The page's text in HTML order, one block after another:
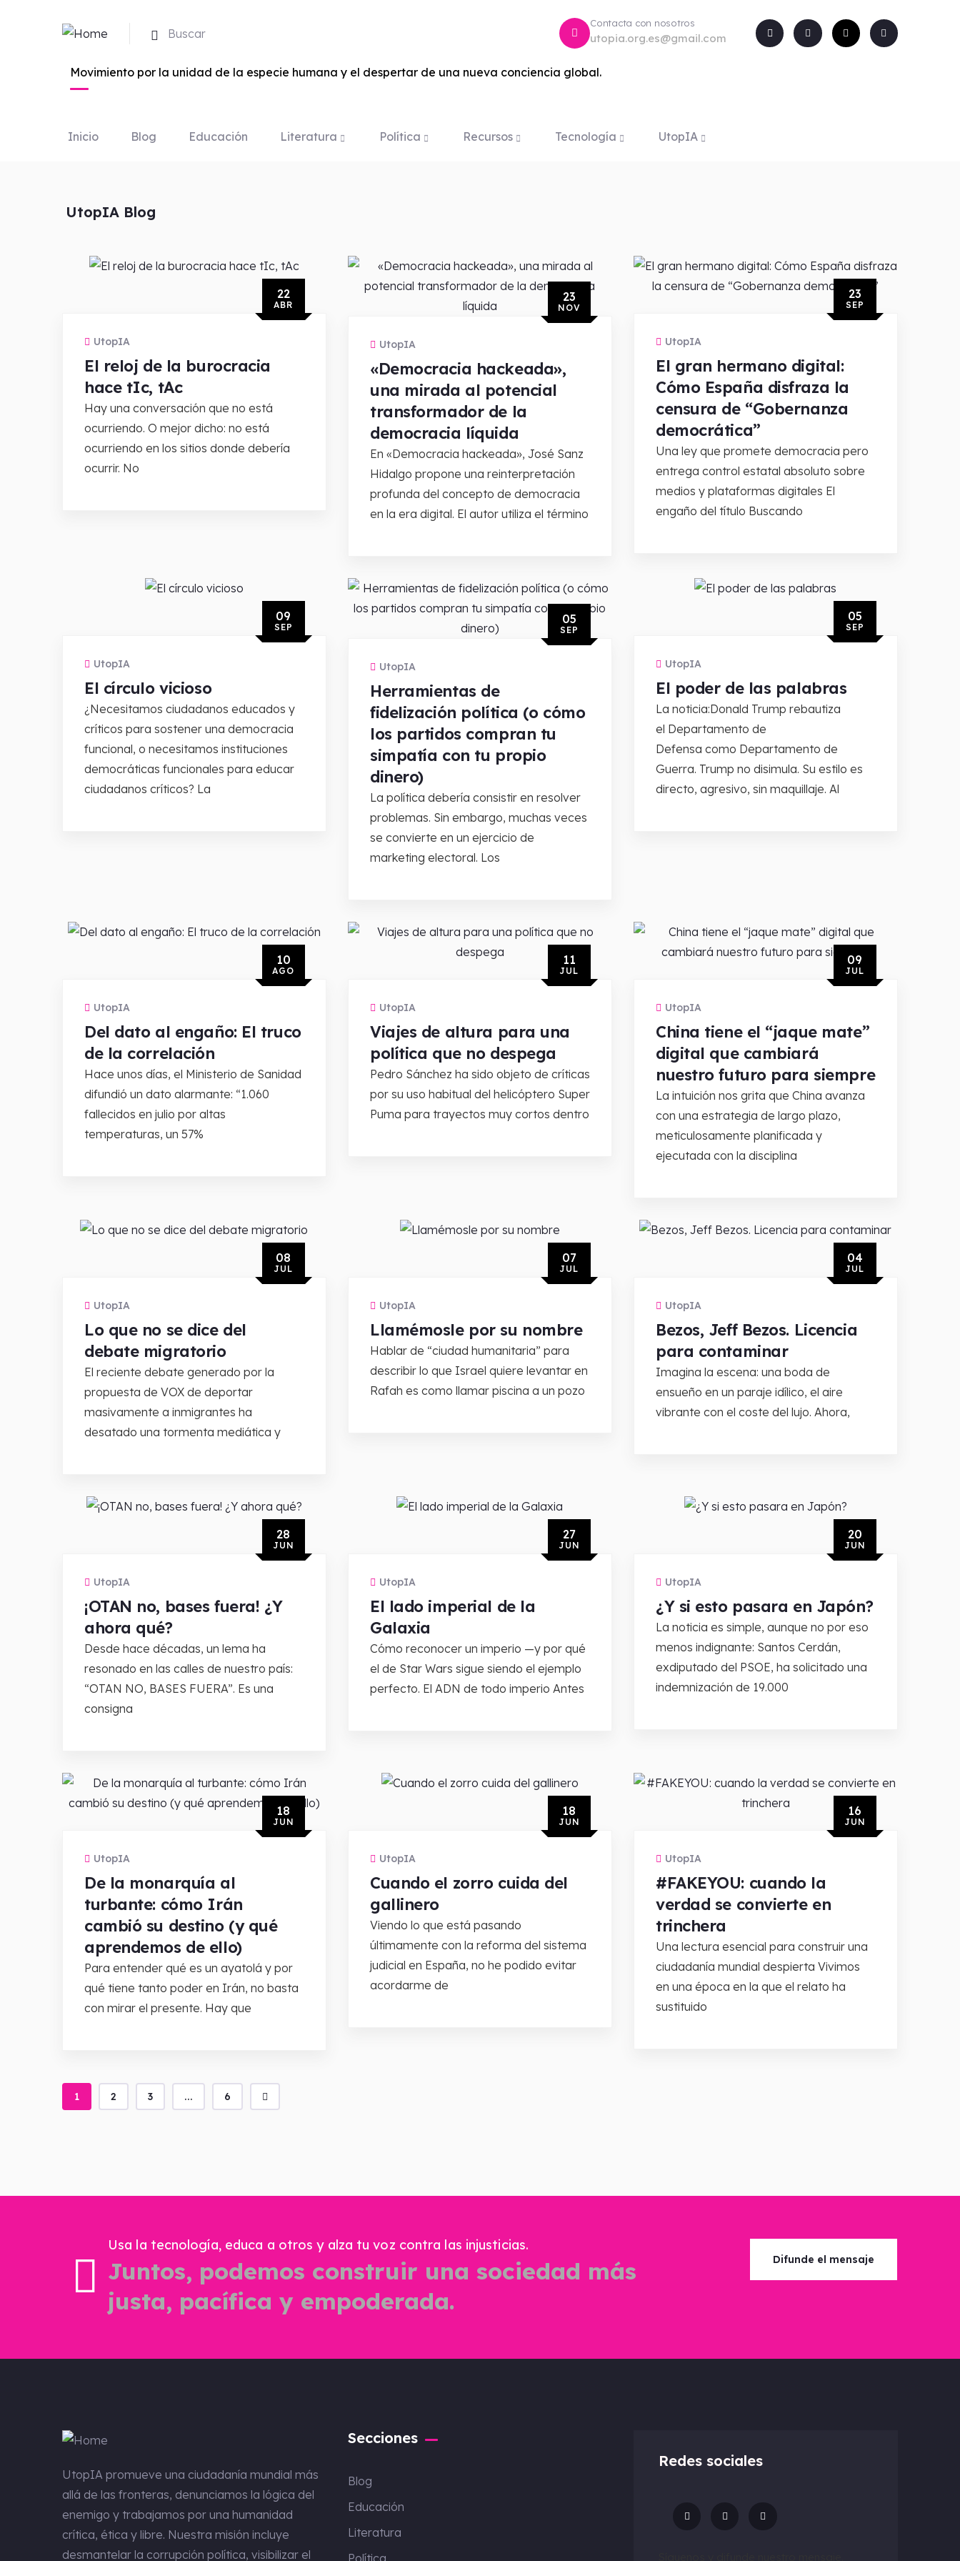
Buscar
Contacta con nosotros
utopia.org.es@gmail.com
Movimiento por la unidad de la especie humana y el despertar de una nueva conciencia global.
Inicio Blog Educación Literatura Política Recursos Tecnología UtopIA
UtopIA Blog
22
ABR
UtopIA
El reloj de la burocracia
hace tIc, tAc
Hay una conversación que no está
ocurriendo. O mejor dicho: no está
ocurriendo en los sitios donde debería
ocurrir. No
23
NOV
UtopIA
«Democracia hackeada»,
una mirada al potencial
transformador de la
democracia líquida
En «Democracia hackeada», José Sanz
Hidalgo propone una reinterpretación
profunda del concepto de democracia
en la era digital. El autor utiliza el término
23
SEP
UtopIA
El gran hermano digital:
Cómo España disfraza la
censura de “Gobernanza
democrática”
Una ley que promete democracia pero
entrega control estatal absoluto sobre
medios y plataformas digitales El
engaño del título Buscando
09
SEP
UtopIA
El círculo vicioso
¿Necesitamos ciudadanos educados y
críticos para sostener una democracia
funcional, o necesitamos instituciones
democráticas funcionales para educar
ciudadanos críticos? La
05
SEP
UtopIA
Herramientas de
fidelización política (o cómo
los partidos compran tu
simpatía con tu propio
dinero)
La política debería consistir en resolver
problemas. Sin embargo, muchas veces
se convierte en un ejercicio de
marketing electoral. Los
05
SEP
UtopIA
El poder de las palabras
La noticia:Donald Trump rebautiza
el Departamento de
Defensa como Departamento de
Guerra. Trump no disimula. Su estilo es
directo, agresivo, sin maquillaje. Al
10
AGO
UtopIA
Del dato al engaño: El truco
de la correlación
Hace unos días, el Ministerio de Sanidad
difundió un dato alarmante: “1.060
fallecidos en julio por altas
temperaturas, un 57%
11
JUL
UtopIA
Viajes de altura para una
política que no despega
Pedro Sánchez ha sido objeto de críticas
por su uso habitual del helicóptero Super
Puma para trayectos muy cortos dentro
09
JUL
UtopIA
China tiene el “jaque mate”
digital que cambiará
nuestro futuro para siempre
La intuición nos grita que China avanza
con una estrategia de largo plazo,
meticulosamente planificada y
ejecutada con la disciplina
08
JUL
UtopIA
Lo que no se dice del
debate migratorio
El reciente debate generado por la
propuesta de VOX de deportar
masivamente a inmigrantes ha
desatado una tormenta mediática y
07
JUL
UtopIA
Llamémosle por su nombre
Hablar de “ciudad humanitaria” para
describir lo que Israel quiere levantar en
Rafah es como llamar piscina a un pozo
04
JUL
UtopIA
Bezos, Jeff Bezos. Licencia
para contaminar
Imagina la escena: una boda de
ensueño en un paraje idílico, el aire
vibrante con el coste del lujo. Ahora,
28
JUN
UtopIA
¡OTAN no, bases fuera! ¿Y
ahora qué?
Desde hace décadas, un lema ha
resonado en las calles de nuestro país:
“OTAN NO, BASES FUERA”. Es una
consigna
27
JUN
UtopIA
El lado imperial de la
Galaxia
Cómo reconocer un imperio —y por qué
el de Star Wars sigue siendo el ejemplo
perfecto. El ADN de todo imperio Antes
20
JUN
UtopIA
¿Y si esto pasara en Japón?
La noticia es simple, aunque no por eso
menos indignante: Santos Cerdán,
exdiputado del PSOE, ha solicitado una
indemnización de 19.000
18
JUN
UtopIA
De la monarquía al
turbante: cómo Irán
cambió su destino (y qué
aprendemos de ello)
Para entender qué es un ayatolá y por
qué tiene tanto poder en Irán, no basta
con mirar el presente. Hay que
18
JUN
UtopIA
Cuando el zorro cuida del
gallinero
Viendo lo que está pasando
últimamente con la reforma del sistema
judicial en España, no he podido evitar
acordarme de
16
JUN
UtopIA
#FAKEYOU: cuando la
verdad se convierte en
trinchera
Una lectura esencial para construir una
ciudadanía mundial despierta Vivimos
en una época en la que el relato ha
sustituido
1 2 3 ... 6
Usa la tecnología, educa a otros y alza tu voz contra las injusticias.
Juntos, podemos construir una sociedad más
justa, pacífica y empoderada.
Difunde el mensaje
UtopIA promueve una ciudadanía mundial más
allá de las fronteras, denunciamos la lógica del
enemigo y trabajamos por una humanidad
crítica, ética y libre. Nuestra misión incluye
desmantelar la corrupción política, visibilizar el
Secciones
Blog
Educación
Literatura
Política
Redes sociales